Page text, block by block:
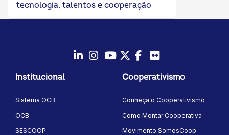
tecnologia, talentos e cooperação
Instagram
YoutubeTwitter/X
Facebook
Institucional
Sistema OCB
OCB
SESCOOP
Cooperativismo
Conheça o Cooperativismo
Como Montar Cooperativa
Movimento SomosCoop